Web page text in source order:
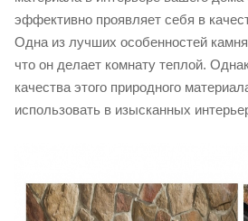
эффективно проявляет себя в
Одна из лучших особенностей
что он делает комнату теплой.
качества этого природного
использовать в изысканных